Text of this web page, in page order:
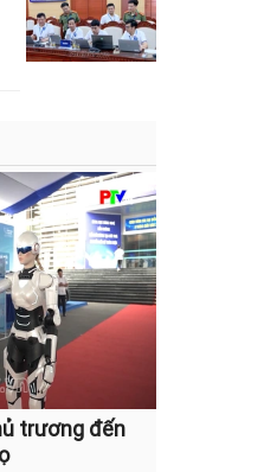
trương đến